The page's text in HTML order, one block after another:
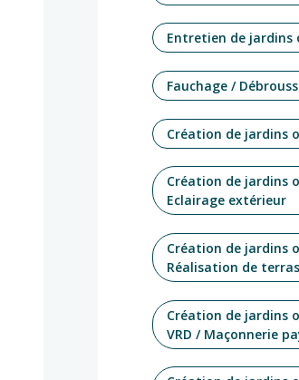
Entretien de jardins
Fauchage /
Création de jardins
Création de jardins
Eclairage extérieur
Création de jardins
Réalisation de
Création de jardins
VRD / Maçonnerie